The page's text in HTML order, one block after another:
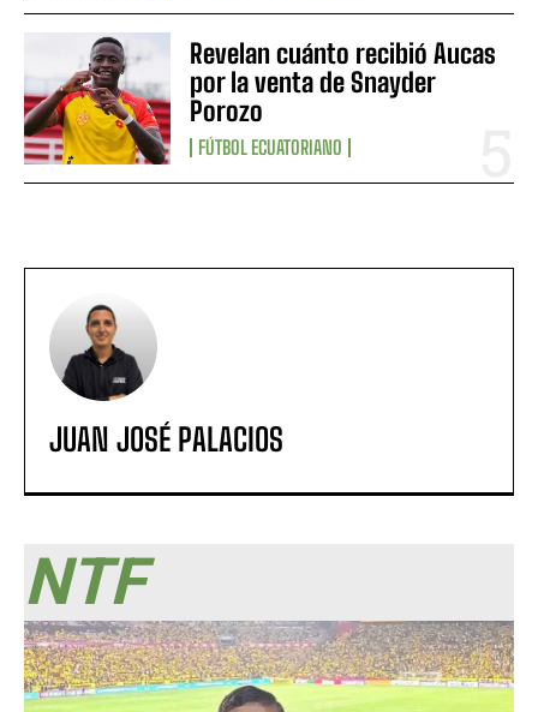
Revelan cuánto recibió Aucas
por la venta de Snayder
Porozo
FÚTBOL ECUATORIANO
JUAN JOSÉ PALACIOS
NTF